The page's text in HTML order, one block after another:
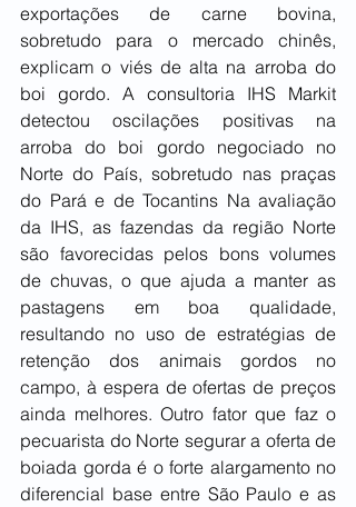
exportações de carne bovina,
sobretudo para o mercado chinês,
explicam o viés de alta na arroba do
boi gordo. A consultoria IHS Markit
detectou oscilações positivas na
arroba do boi gordo negociado no
Norte do País, sobretudo nas praças
do Pará e de Tocantins Na avaliação
da IHS, as fazendas da região Norte
são favorecidas pelos bons volumes
de chuvas, o que ajuda a manter as
pastagens em boa qualidade,
resultando no uso de estratégias de
retenção dos animais gordos no
campo, à espera de ofertas de preços
ainda melhores. Outro fator que faz o
pecuarista do Norte segurar a oferta de
boiada gorda é o forte alargamento no
diferencial base entre São Paulo e as